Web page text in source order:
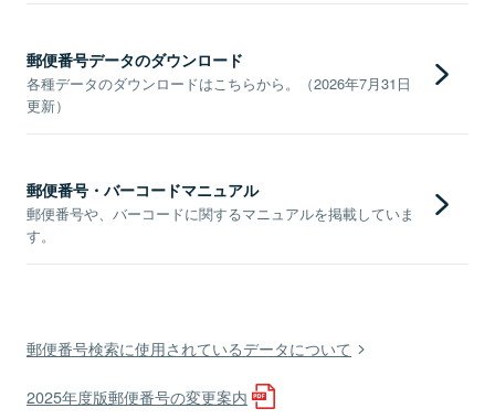
郵便番号データのダウンロード
各種データのダウンロードはこちらから。（2026年7月31日
更新）
郵便番号・バーコードマニュアル
郵便番号や、バーコードに関するマニュアルを掲載していま
す。
郵便番号検索に使用されているデータについて
2025年度版郵便番号の変更案内